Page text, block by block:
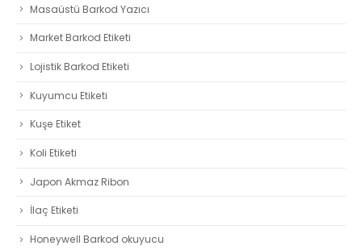
Masaüstü Barkod Yazıcı
Market Barkod Etiketi
Lojistik Barkod Etiketi
Kuyumcu Etiketi
Kuşe Etiket
Koli Etiketi
Japon Akmaz Ribon
İlaç Etiketi
Honeywell Barkod okuyucu